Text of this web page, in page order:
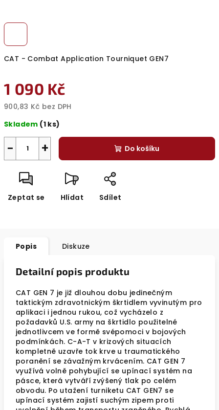
CAT - Combat Application Tourniquet GEN7
1 090 Kč
900,83 Kč bez DPH
cena:
Skladem (1 ks)
+
− Do košíku
Zeptat se Hlídat Sdílet
Popis Diskuze
Detailní popis produktu
CAT GEN 7 je již dlouhou dobu jedinečným
taktickým zdravotnickým škrtidlem vyvinutým pro
aplikaci i jednou rukou, což vycházelo z
požadavků U.S. army na škrtidlo použitelné
jednotlivcem ve formě svépomoci v bojových
podmínkách. C-A-T v krizových situacích
kompletně uzavře tok krve u traumatického
poranění se závažným krvácením. CAT GEN 7
využívá volně pohybující se upínací systém na
pásce, která vytváří zvýšený tlak po celém
obvodu. Po utažení turniketu CAT GEN7 se
upínací systém zajistí suchým zipem proti